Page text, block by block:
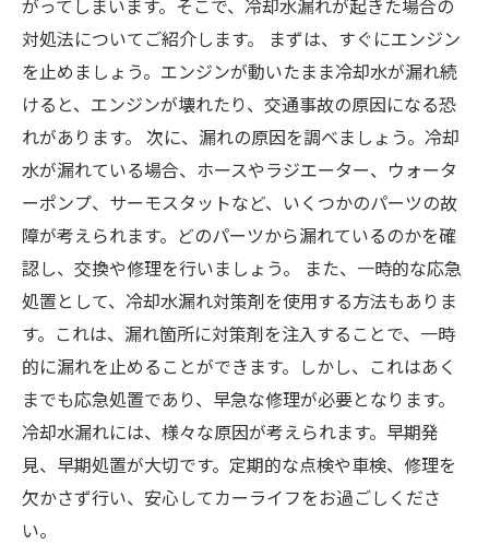
がってしまいます。そこで、冷却水漏れが起きた場合の
対処法についてご紹介します。 まずは、すぐにエンジン
を止めましょう。エンジンが動いたまま冷却水が漏れ続
けると、エンジンが壊れたり、交通事故の原因になる恐
れがあります。 次に、漏れの原因を調べましょう。冷却
水が漏れている場合、ホースやラジエーター、ウォータ
ーポンプ、サーモスタットなど、いくつかのパーツの故
障が考えられます。どのパーツから漏れているのかを確
認し、交換や修理を行いましょう。 また、一時的な応急
処置として、冷却水漏れ対策剤を使用する方法もありま
す。これは、漏れ箇所に対策剤を注入することで、一時
的に漏れを止めることができます。しかし、これはあく
までも応急処置であり、早急な修理が必要となります。
冷却水漏れには、様々な原因が考えられます。早期発
見、早期処置が大切です。定期的な点検や車検、修理を
欠かさず行い、安心してカーライフをお過ごしくださ
い。